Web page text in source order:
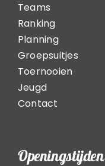
Teams
Ranking
Planning
Groepsuitjes
Toernooien
Jeugd
Contact
Openingstijden